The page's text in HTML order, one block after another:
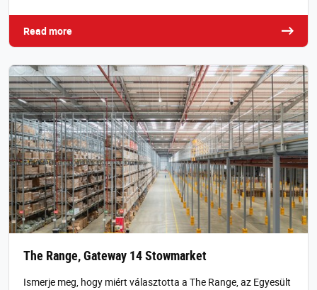
Read more
The Range, Gateway 14 Stowmarket
Ismerje meg, hogy miért választotta a The Range, az Egyesült